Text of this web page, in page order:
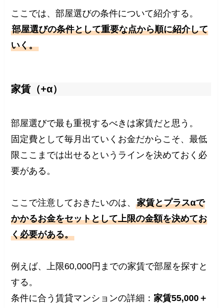
ここでは、部屋選びの条件について紹介する。
部屋選びの条件として重要な点から順に紹介して
いく。
家賃（+α）
部屋選びで最も重視するべきは家賃だと思う。
固定費として毎月出ていくお金だからこそ、最低
限ここまでは出せるというラインを決めておく必
要がある。
ここで注意しておきたいのは、家賃とプラスαで
かかるお金をセットとして上限の金額を決めてお
く必要がある。
例えば、上限60,000円までの家賃で部屋を探すと
する。
条件に合う賃貸マンションの詳細：家賃55,000＋